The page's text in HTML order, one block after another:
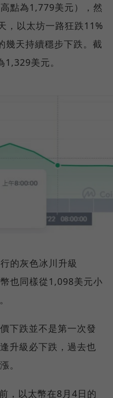
點為1,779美元），然
，以太坊一路狂跌11%
幾天持續穩步下跌。截
美元。
的灰色冰川升級
也同樣從1,098美元小
下跌並不是第一次發
升級必下跌，過去也
。
，以太幣在8月4日的